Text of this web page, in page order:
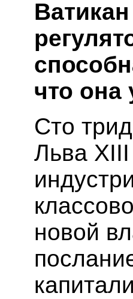
что она
Сто
Льва XIII
новой